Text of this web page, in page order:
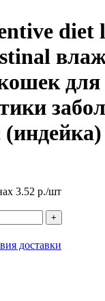
diet
для
3.52 р./шт
+
доставки